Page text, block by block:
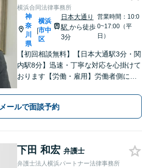
横浜合同法律事務所
神
奈
川
県
|
横浜
市中
区
日本大通り
駅 から徒歩
3分
営業時間：10:0
0~17:00（平
日）
【初回相談無料】【日本大通駅3分・関
内駅8分】迅速・丁寧な対応を心掛けて
おります【労働・雇用】労働者側に特
績！不貞慰謝料、財産分与、養育費
等、お任せください【弁護士歴10年以
上】
メールで面談予約
下田 和宏 弁護士
弁護士法人横浜パートナー法律事務所